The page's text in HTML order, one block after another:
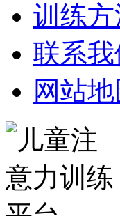
训练方
联系我
网站地